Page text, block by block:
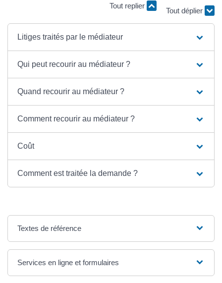
Tout replier Tout déplier
Litiges traités par le médiateur
Qui peut recourir au médiateur ?
Quand recourir au médiateur ?
Comment recourir au médiateur ?
Coût
Comment est traitée la demande ?
Textes de référence
Services en ligne et formulaires